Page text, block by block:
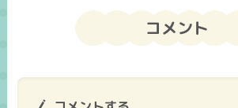
コメント